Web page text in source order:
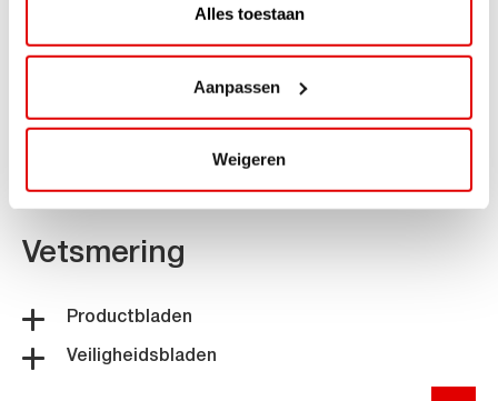
Alles toestaan
Aanpassen
Weigeren
Productbladen
Vetsmering
Productbladen
Veiligheidsbladen